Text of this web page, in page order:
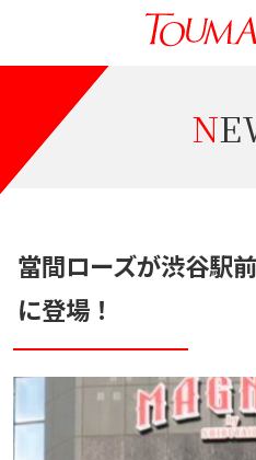
當間ローズが渋谷駅
に登場！